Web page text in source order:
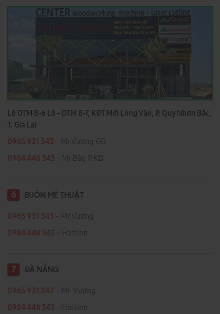
Lô OTM 8-6 Lô - OTM 8-7, KĐT Mới Long Vân, P. Quy Nhơn Bắc,
T. Gia Lai
0965 931 343 - Mr Vương GĐ
0984 448 343 - Mr Bảo P.KD
6 BUÔN MÊ THUẬT
0965 931 343 - Mr Vương
0984 448 343 - Hotline
7 ĐÀ NẴNG
0965 931 343 - Mr Vương
0984 448 343 - Hotline